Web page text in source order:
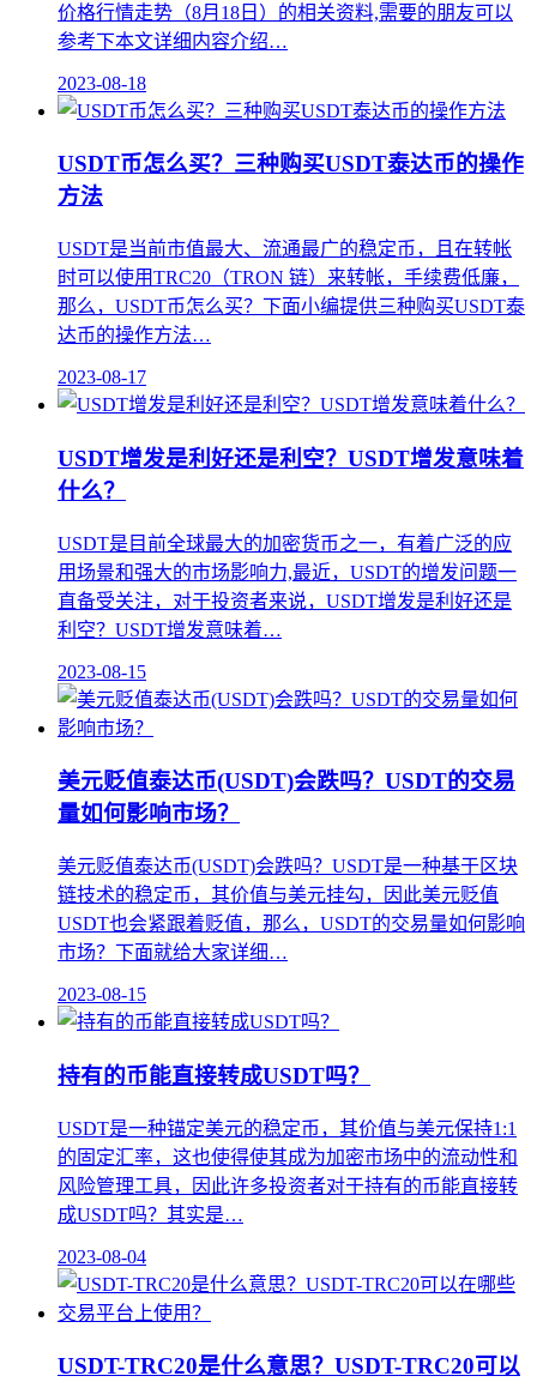
价格行情走势（8月18日）的相关资料,需要的朋友可以
参考下本文详细内容介绍…
2023-08-18
USDT币怎么买？三种购买USDT泰达币的操作
方法
USDT是当前市值最大、流通最广的稳定币，且在转帐
时可以使用TRC20（TRON 链）来转帐，手续费低廉，
那么，USDT币怎么买？下面小编提供三种购买USDT泰
达币的操作方法…
2023-08-17
USDT增发是利好还是利空？USDT增发意味着
什么？
USDT是目前全球最大的加密货币之一，有着广泛的应
用场景和强大的市场影响力,最近，USDT的增发问题一
直备受关注，对于投资者来说，USDT增发是利好还是
利空？USDT增发意味着…
2023-08-15
美元贬值泰达币(USDT)会跌吗？USDT的交易
量如何影响市场？
美元贬值泰达币(USDT)会跌吗？USDT是一种基于区块
链技术的稳定币，其价值与美元挂勾，因此美元贬值
USDT也会紧跟着贬值，那么，USDT的交易量如何影响
市场？下面就给大家详细…
2023-08-15
持有的币能直接转成USDT吗？
USDT是一种锚定美元的稳定币，其价值与美元保持1:1
的固定汇率，这也使得使其成为加密市场中的流动性和
风险管理工具，因此许多投资者对于持有的币能直接转
成USDT吗？其实是…
2023-08-04
USDT-TRC20是什么意思？USDT-TRC20可以